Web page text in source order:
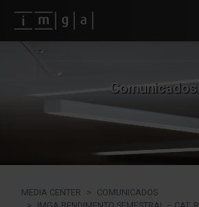
Fundos imga
Comunicados
MEDIA CENTER
COMUNICADOS